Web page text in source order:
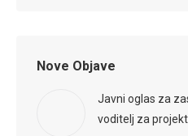
Nove Objave
Javni oglas za
voditelj za projekt